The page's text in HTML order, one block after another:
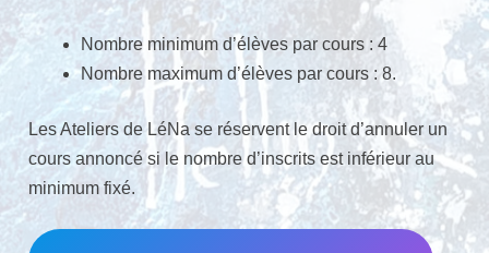
Nombre minimum d’élèves par cours : 4
Nombre maximum d’élèves par cours : 8.
Les Ateliers de LéNa se réservent le droit d’annuler un
cours annoncé si le nombre d’inscrits est inférieur au
minimum fixé.